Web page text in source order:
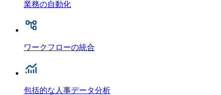
業務の自動化
ワークフローの統合
包括的な人事データ分析